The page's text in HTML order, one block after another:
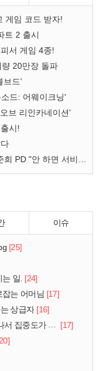
게임 코드 받자!
트 2 출시
서 게임 4종!
20만장 돌파
브드'
드: 어웨이크닝'
브 리인카네이션'
시!
브라운더스트2, 한국 코스튬 수정… 이준희 PD "안 하면 서비스 지속 불가"
이슈
[25]
는 일. [24]
는 어머님 [17]
상급자 [16]
한 아파트의 안내방송
[17]